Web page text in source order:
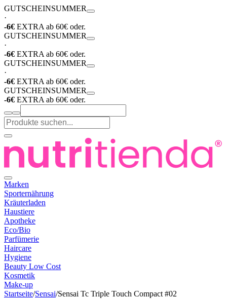
GUTSCHEINSUMMER
·
-6€ EXTRA ab 60€ oder.
GUTSCHEINSUMMER
·
-6€ EXTRA ab 60€ oder.
GUTSCHEINSUMMER
·
-6€ EXTRA ab 60€ oder.
GUTSCHEINSUMMER
-6€ EXTRA ab 60€ oder.
Marken
Sporternährung
Kräuterladen
Haustiere
Apotheke
Eco/Bio
Parfümerie
Haircare
Hygiene
Beauty Low Cost
Kosmetik
Make-up
Startseite/Sensai/Sensai Tc Triple Touch Compact #02